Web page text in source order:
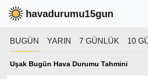
havadurumu15gun
BUGÜN YARIN 7 GÜNLÜK 10
Uşak Bugün Hava Durumu Tahmini